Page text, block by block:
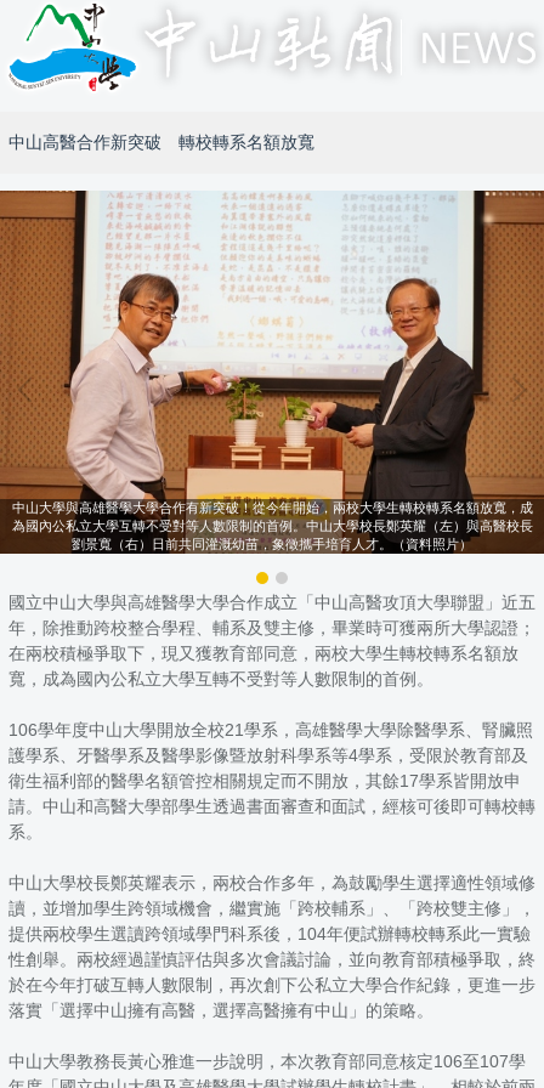
中山高醫合作新突破 轉校轉系名額放寬
中山大學與高雄醫學大學合作有新突破！從今年開始，兩校大學生轉校轉系名額放寬，成
為國內公私立大學互轉不受對等人數限制的首例。中山大學校長鄭英耀（左）與高醫校長
劉景寬（右）日前共同灌溉幼苗，象徵攜手培育人才。（資料照片）
國立中山大學與高雄醫學大學合作成立「中山高醫攻頂大學聯盟」近五
年，除推動跨校整合學程、輔系及雙主修，畢業時可獲兩所大學認證；
在兩校積極爭取下，現又獲教育部同意，兩校大學生轉校轉系名額放
寬，成為國內公私立大學互轉不受對等人數限制的首例。
106學年度中山大學開放全校21學系，高雄醫學大學除醫學系、腎臟照
護學系、牙醫學系及醫學影像暨放射科學系等4學系，受限於教育部及
衛生福利部的醫學名額管控相關規定而不開放，其餘17學系皆開放申
請。中山和高醫大學部學生透過書面審查和面試，經核可後即可轉校轉
系。
中山大學校長鄭英耀表示，兩校合作多年，為鼓勵學生選擇適性領域修
讀，並增加學生跨領域機會，繼實施「跨校輔系」、「跨校雙主修」，
提供兩校學生選讀跨領域學門科系後，104年便試辦轉校轉系此一實驗
性創舉。兩校經過謹慎評估與多次會議討論，並向教育部積極爭取，終
於在今年打破互轉人數限制，再次創下公私立大學合作紀錄，更進一步
落實「選擇中山擁有高醫，選擇高醫擁有中山」的策略。
中山大學教務長黃心雅進一步說明，本次教育部同意核定106至107學